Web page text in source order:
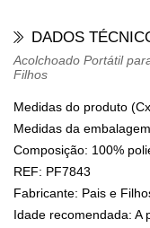
DADOS
Acolchoado Portátil
Filhos
Medidas do produto
Medidas da
Composição: 100%
REF: PF7843
Fabricante: Pais e
Idade recomendada: A